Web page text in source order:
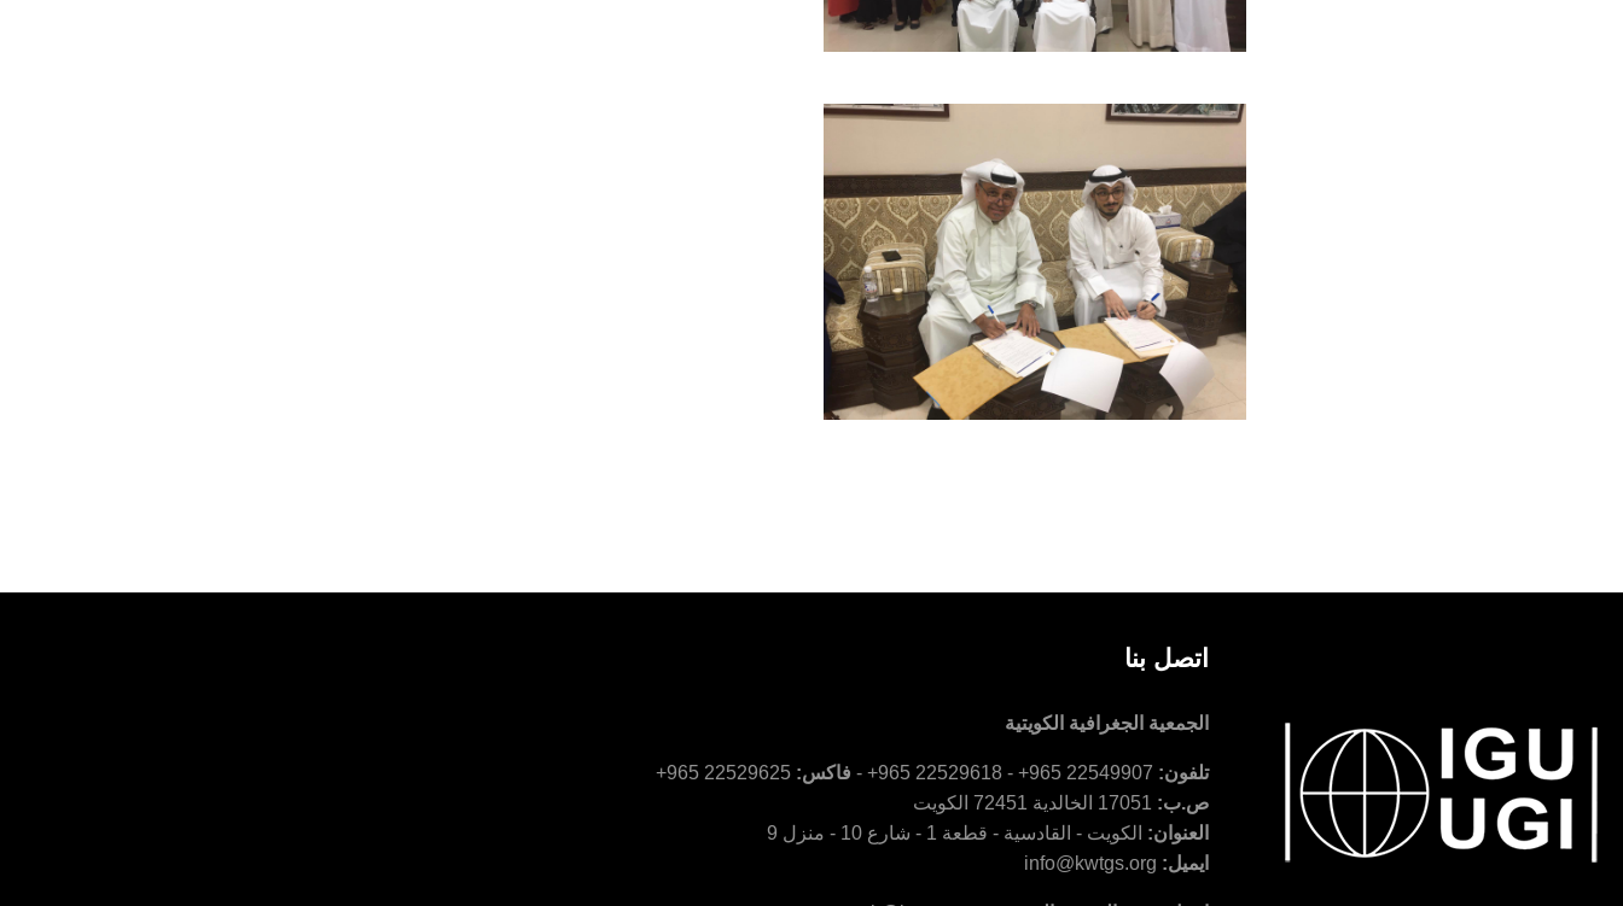
اتصل بنا
الجمعية الجغرافية الكويتية
تلفون: فاكس:22529625 965+
ص.ب: 17051 الخالدية 72451 الكويت
العنوان: الكويت - القادسية - قطعة 1 - شارع 10 - منزل 9
ايميل: info@kwtgs.org